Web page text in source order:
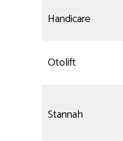
Handicare
Otolift
Stannah